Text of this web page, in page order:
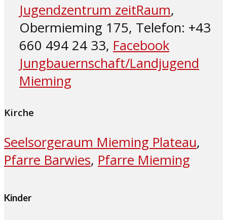
Jugendzentrum zeitRaum,
Obermieming 175, Telefon: +43
660 494 24 33, Facebook
Jungbauernschaft/Landjugend
Mieming
Kirche
Seelsorgeraum Mieming Plateau,
Pfarre Barwies, Pfarre Mieming
Kinder